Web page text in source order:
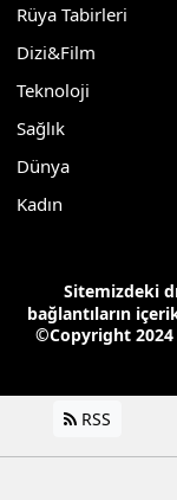
Rüya Tabirleri
Dizi&Film
Teknoloji
Sağlık
Dünya
Kadın
Sitemizdeki
bağlantıların
©Copyright 2024
RSS